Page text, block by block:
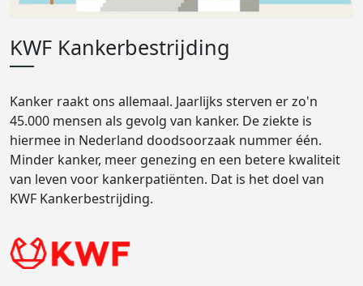
KWF Kankerbestrijding
Kanker raakt ons allemaal. Jaarlijks sterven er zo'n
45.000 mensen als gevolg van kanker. De ziekte is
hiermee in Nederland doodsoorzaak nummer één.
Minder kanker, meer genezing en een betere kwaliteit
van leven voor kankerpatiënten. Dat is het doel van
KWF Kankerbestrijding.